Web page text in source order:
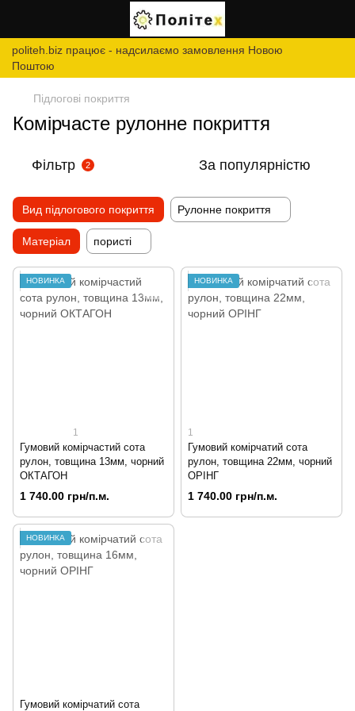
politeh.biz працює - надсилаємо замовлення Новою
Поштою
Підлогові покриття
Комірчасте рулонне покриття
Фільтр 2 За популярністю
Вид підлогового покриття Рулонне покриття
Матеріал пористі
НОВИНКА
1
Гумовий комірчастий сота
рулон, товщина 13мм, чорний
ОКТАГОН
1 740.00 грн/п.м.
НОВИНКА
1
Гумовий комірчатий сота
рулон, товщина 22мм, чорний
ОРІНГ
1 740.00 грн/п.м.
НОВИНКА
Гумовий комірчатий сота